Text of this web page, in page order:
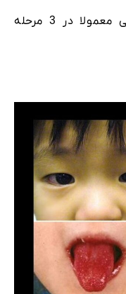
علائم و نشانه های بیماری کاوازاکی معمولا در 3 مرحله